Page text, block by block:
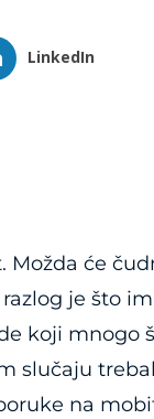
LinkedIn
Možda će
je što
koji mnogo
slučaju
na